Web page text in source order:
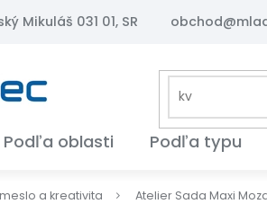
Mikuláš 031 01, SR
Podľa oblasti Podľa typu
a kreativita Atelier Sada Maxi